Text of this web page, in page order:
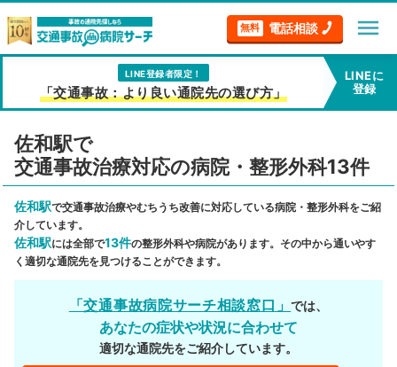
無料 電話相談 menu
LINE登録者限定！
「交通事故：より良い通院先の選び方」
LINEに
登録
佐和駅で
交通事故治療対応の病院・整形外科13件
佐和駅で交通事故治療やむちうち改善に対応している病院・整形外科をご紹
介しています。
佐和駅には全部で13件の整形外科や病院があります。その中から通いやす
く適切な通院先を見つけることができます。
「交通事故病院サーチ相談窓口」では、
あなたの症状や状況に合わせて
適切な通院先をご紹介しています。